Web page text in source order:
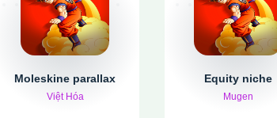
Moleskine parallax
Việt Hóa
Equity niche
Mugen